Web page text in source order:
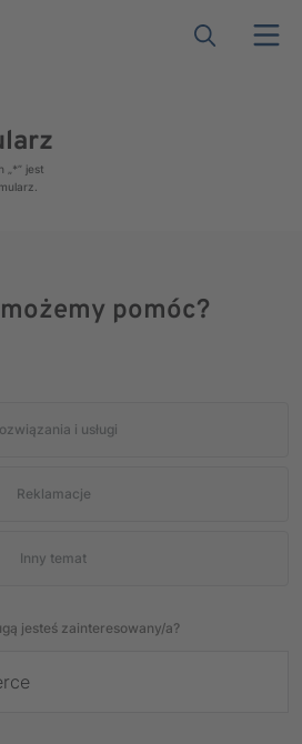
„*” jest
pomóc?
i usługi
Reklamacje
Inny temat
jesteś zainteresowany/a?